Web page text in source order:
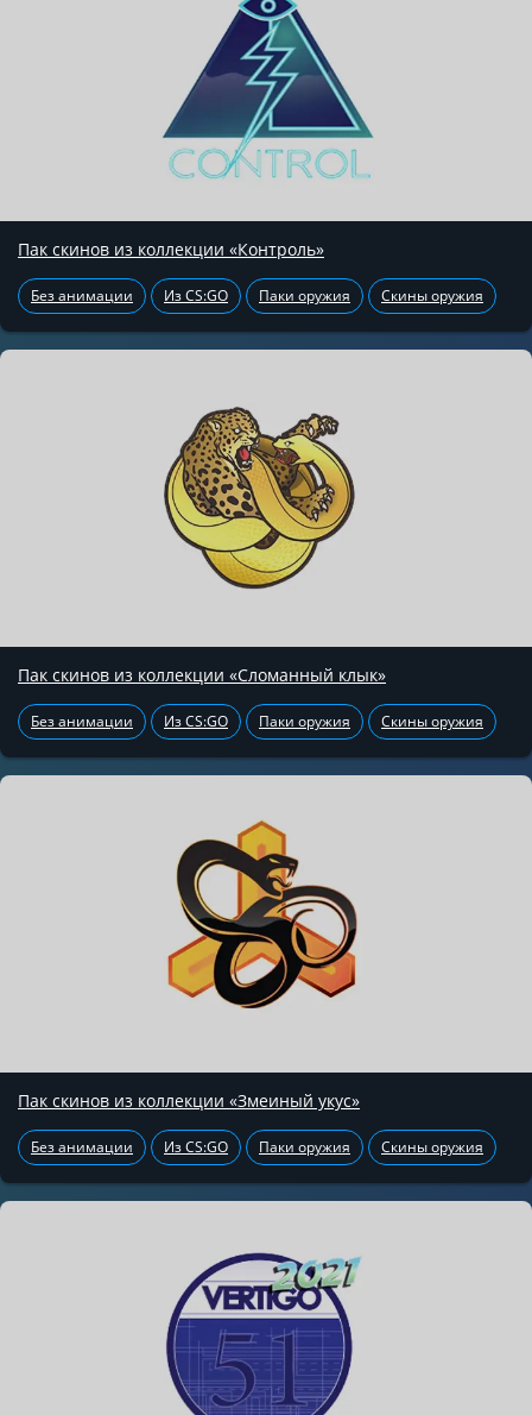
Пак скинов из коллекции «Контроль»
Без анимации Из CS:GO Паки оружия Скины оружия
Пак скинов из коллекции «Сломанный клык»
Без анимации Из CS:GO Паки оружия Скины оружия
Пак скинов из коллекции «Змеиный укус»
Без анимации Из CS:GO Паки оружия Скины оружия